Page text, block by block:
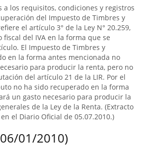
a los requisitos, condiciones y registros
del Impuesto de Timbres y
el artículo 3° de la Ley N° 20.259,
del IVA en la forma que se
El Impuesto de Timbres y
en la forma antes mencionada no
para producir la renta, pero no
del artículo 21 de la LIR. Por el
no ha sido recuperado en la forma
un gasto necesario para producir la
de la Ley de la Renta. (Extracto
el Diario Oficial de 05.07.2010.)
01/2010)